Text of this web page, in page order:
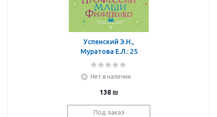
Успенский Э.Н.,
Муратова Е.Л.: 25
профессий Маши
Нет в наличии
138 ₪
Под заказ